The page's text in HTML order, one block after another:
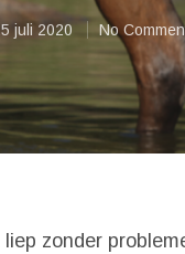
juli 2020 No
zonder